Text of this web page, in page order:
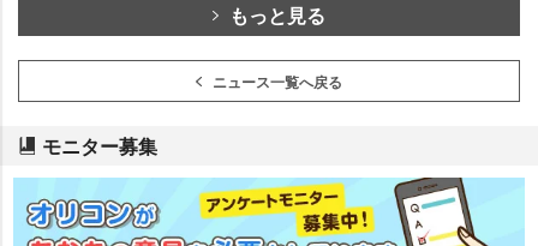
もっと見る
ニュース一覧へ戻る
モニター募集